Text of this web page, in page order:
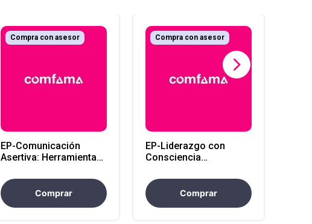
EP-Comunicación
Asertiva: Herramientas
Claridad, Respeto e
ImpactoComprar
Compra con asesor
EP-Liderazgo con
Consciencia
Neurobiología,
Autorregulación y
Propósito
Comprar
Compra con asesor